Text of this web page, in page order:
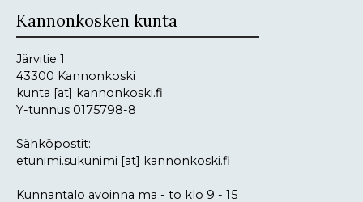
Kannonkosken kunta
Järvitie 1
43300 Kannonkoski
kunta [at] kannonkoski.fi
Y-tunnus 0175798-8
Sähköpostit:
etunimi.sukunimi [at] kannonkoski.fi
Kunnantalo avoinna ma - to klo 9 - 15